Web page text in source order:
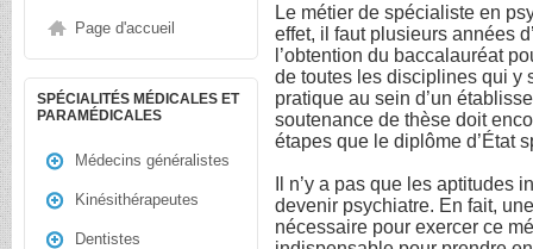
Page d'accueil
SPÉCIALITÉS MÉDICALES ET
PARAMÉDICALES
Médecins généralistes
Kinésithérapeutes
Dentistes
Le métier de spécialiste en
effet, il faut plusieurs années
l’obtention du baccalauréat
de toutes les disciplines qui y
pratique au sein d’un
soutenance de thèse doit
étapes que le diplôme d’État
Il n’y a pas que les
devenir psychiatre. En fait,
nécessaire pour exercer ce